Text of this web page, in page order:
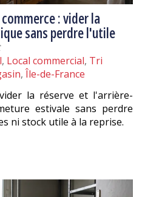
: vider la
sans perdre l'utile
, Local commercial, Tri
, Île-de-France
la réserve et l'arrière-
estivale sans perdre
ni stock utile à la reprise.